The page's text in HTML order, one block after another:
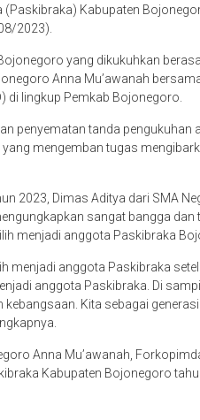
(Paskibraka) Kabupaten
2023).
yang dikukuhkan
Anna Mu’awanah
di lingkup Pemkab Bojonegoro.
penyematan tanda pengukuhan
mengemban tugas
2023, Dimas Aditya dari SMA
sangat bangga dan
menjadi anggota Paskibraka
menjadi anggota Paskibraka
anggota Paskibraka. Di
kebangsaan. Kita sebagai
Anna Mu’awanah,
Kabupaten Bojonegoro